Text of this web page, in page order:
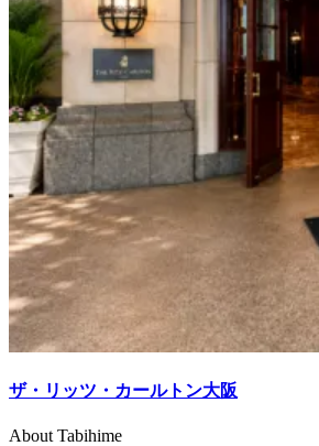
ザ・リッツ・カールトン大阪
About Tabihime